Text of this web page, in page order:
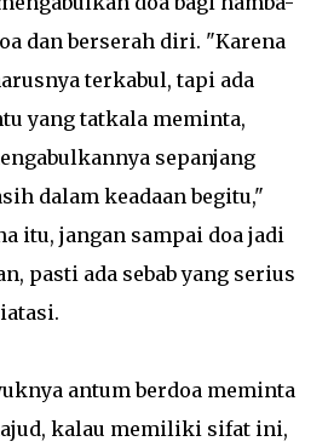
dan berserah diri. "Karena
terkabul, tapi ada
yang tatkala meminta,
sepanjang
dalam keadaan begitu,"
itu, jangan sampai doa jadi
pasti ada sebab yang serius
antum berdoa meminta
kalau memiliki sifat ini,